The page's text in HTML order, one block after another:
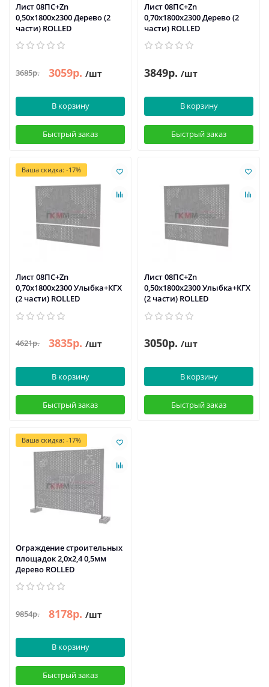
Лист 08ПС+Zn
0,50х1800х2300 Дерево (2
части) ROLLED
3685р. 3059р. /шт
В корзину
Быстрый заказ
Лист 08ПС+Zn
0,70х1800х2300 Дерево (2
части) ROLLED
3849р. /шт
В корзину
Быстрый заказ
Ваша скидка: -17%
Лист 08ПС+Zn
0,70х1800х2300 Улыбка+КГХ
(2 части) ROLLED
4621р. 3835р. /шт
В корзину
Быстрый заказ
Лист 08ПС+Zn
0,50х1800х2300 Улыбка+КГХ
(2 части) ROLLED
3050р. /шт
В корзину
Быстрый заказ
Ваша скидка: -17%
Ограждение строительных
площадок 2,0х2,4 0,5мм
Дерево ROLLED
9854р. 8178р. /шт
В корзину
Быстрый заказ